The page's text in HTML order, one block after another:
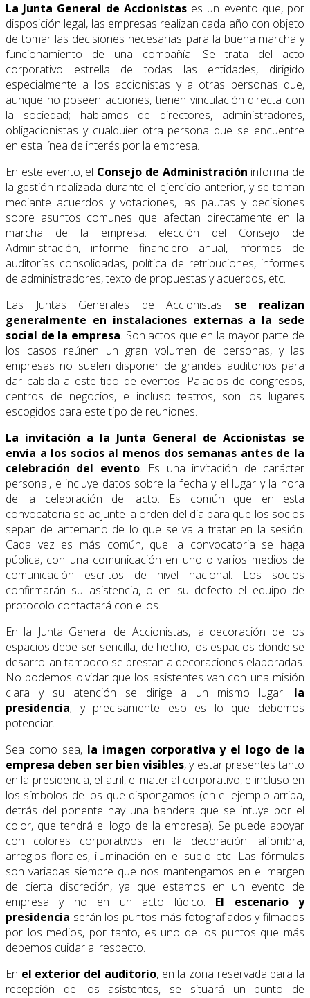
La Junta General de Accionistases un evento que, por
disposición legal, las empresas realizan cada año con objeto
de tomar las decisiones necesarias para la buena marcha y
funcionamiento de una compañía. Se trata del acto
corporativo estrella de todas las entidades, dirigido
especialmente a los accionistas y a otras personas que,
aunque no poseen acciones, tienen vinculación directa con
la sociedad; hablamos de directores, administradores,
obligacionistas y cualquier otra persona que se encuentre
en esta línea de interés por la empresa.
En este evento, el Consejo de Administración informa de
la gestión realizada durante el ejercicio anterior, y se toman
mediante acuerdos y votaciones, las pautas y decisiones
sobre asuntos comunes que afectan directamente en la
marcha de la empresa: elección del Consejo de
Administración, informe financiero anual, informes de
auditorías consolidadas, política de retribuciones, informes
de administradores, texto de propuestas y acuerdos, etc.
Las Juntas Generales de Accionistas se realizan
generalmente en instalaciones externas a la sede
social de la empresa. Son actos que en la mayor parte de
los casos reúnen un gran volumen de personas, y las
empresas no suelen disponer de grandes auditorios para
dar cabida a este tipo de eventos. Palacios de congresos,
centros de negocios, e incluso teatros, son los lugares
escogidos para este tipo de reuniones.
La invitación a la Junta General de Accionistas se
envía a los socios al menos dos semanas antes de la
celebración del evento. Es una invitación de carácter
personal, e incluye datos sobre la fecha y el lugar y la hora
de la celebración del acto. Es común que en esta
convocatoria se adjunte la orden del día para que los socios
sepan de antemano de lo que se va a tratar en la sesión.
Cada vez es más común, que la convocatoria se haga
pública, con una comunicación en uno o varios medios de
comunicación escritos de nivel nacional. Los socios
confirmarán su asistencia, o en su defecto el equipo de
protocolo contactará con ellos.
En la Junta General de Accionistas, la decoración de los
espacios debe ser sencilla, de hecho, los espacios donde se
desarrollan tampoco se prestan a decoraciones elaboradas.
No podemos olvidar que los asistentes van con una misión
clara y su atención se dirige a un mismo lugar: la
presidencia; y precisamente eso es lo que debemos
potenciar.
Sea como sea, la imagen corporativa y el logo de la
empresa deben ser bien visibles, y estar presentes tanto
en la presidencia, el atril, el material corporativo, e incluso en
los símbolos de los que dispongamos (en el ejemplo arriba,
detrás del ponente hay una bandera que se intuye por el
color, que tendrá el logo de la empresa). Se puede apoyar
con colores corporativos en la decoración: alfombra,
arreglos florales, iluminación en el suelo etc. Las fórmulas
son variadas siempre que nos mantengamos en el margen
de cierta discreción, ya que estamos en un evento de
empresa y no en un acto lúdico. El escenario y
presidencia serán los puntos más fotografiados y filmados
por los medios, por tanto, es uno de los puntos que más
debemos cuidar al respecto.
En el exterior del auditorio, en la zona reservada para la
recepción de los asistentes, se situará un punto de